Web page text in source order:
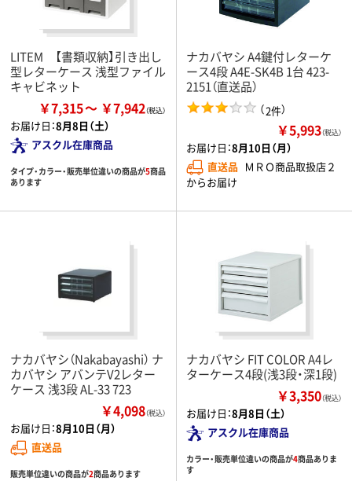
LITEM 【書類収納】引き出し
型レターケース 浅型ファイル
キャビネット
￥7,315 ￥7,942
お届け日：8月8日（土）
アスクル在庫商品
タイプ・カラー・販売単位違いの商品が5商品
あります
ナカバヤシ A4鍵付レターケ
ース4段 A4E-SK4B 1台 423-
2151（直送品）
（2件）
￥5,993（税込）
お届け日：8月10日（月）
直送品 ＭＲＯ商品取扱店２
からお届け
ナカバヤシ（Nakabayashi） ナ
カバヤシ アバンテV2レター
ケース 浅3段 AL-33 723
￥4,098（税込）
お届け日：8月10日（月）
直送品
販売単位違いの商品が2商品あります
ナカバヤシ FIT COLOR A4レ
ターケース4段(浅3段・深1段)
￥3,350（税込）
お届け日：8月8日（土）
アスクル在庫商品
カラー・販売単位違いの商品が4商品ありま
す